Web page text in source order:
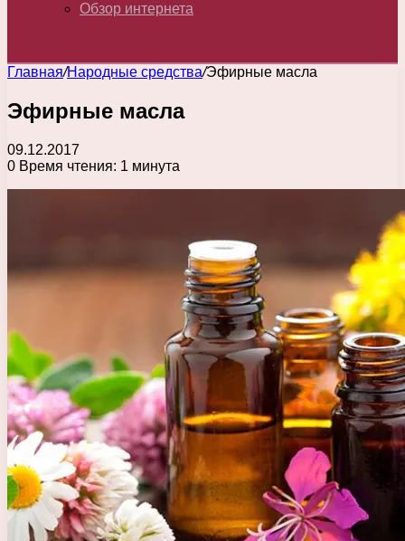
Обзор интернета
Главная/Народные средства/Эфирные масла
Эфирные масла
09.12.2017
0 Время чтения: 1 минута